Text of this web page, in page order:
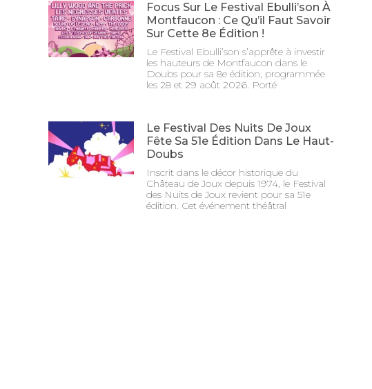
Focus Sur Le Festival Ebulli’son À
Montfaucon : Ce Qu’il Faut Savoir
Sur Cette 8e Édition !
Le Festival Ebulli’son s’apprête à investir
les hauteurs de Montfaucon dans le
Doubs pour sa 8e édition, programmée
les 28 et 29 août 2026. Porté
Le Festival Des Nuits De Joux
Fête Sa 51e Édition Dans Le Haut-
Doubs
Inscrit dans le décor historique du
Château de Joux depuis 1974, le Festival
des Nuits de Joux revient pour sa 51e
édition. Cet événement théâtral